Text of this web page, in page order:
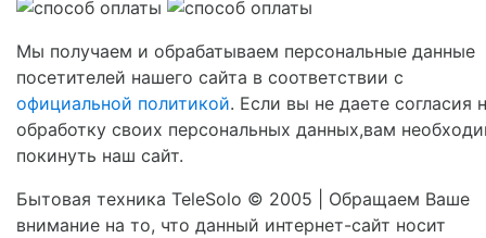
Мы получаем и обрабатываем персональные данные
посетителей нашего сайта в соответствии с
официальной политикой. Если вы не даете согласия
обработку своих персональных данных,вам
покинуть наш сайт.
Бытовая техника TeleSolo © 2005 | Обращаем Ваше
внимание на то, что данный интернет-сайт носит